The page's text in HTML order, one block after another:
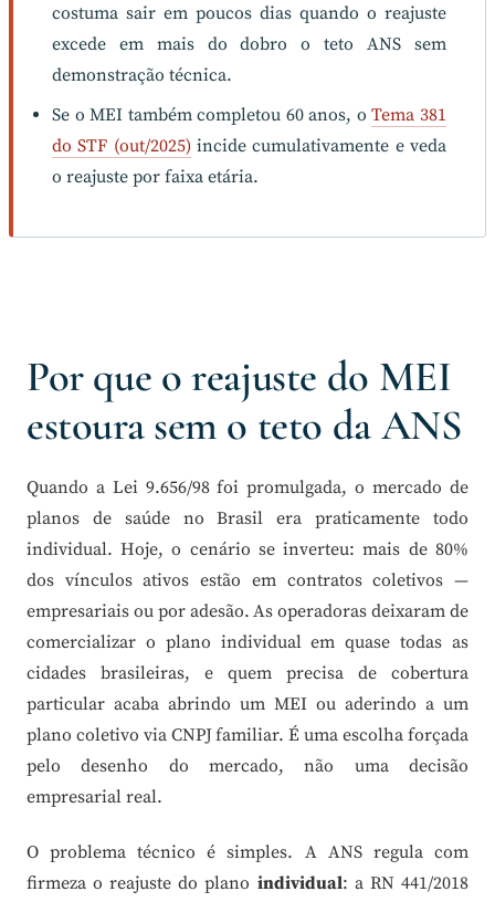
costuma sair em poucos dias quando o reajuste
excede em mais do dobro o teto ANS sem
demonstração técnica.
Se o MEI também completou 60 anos, oTema 381
do STF (out/2025)incide cumulativamente e veda
o reajuste por faixa etária.
Por que o reajuste do MEI
estoura sem o teto da ANS
Quando a Lei 9.656/98 foi promulgada, o mercado de
planos de saúde no Brasil era praticamente todo
individual. Hoje, o cenário se inverteu: mais de 80%
dos vínculos ativos estão em contratos coletivos —
empresariais ou por adesão. As operadoras deixaram de
comercializar o plano individual em quase todas as
cidades brasileiras, e quem precisa de cobertura
particular acaba abrindo um MEI ou aderindo a um
plano coletivo via CNPJ familiar. É uma escolha forçada
pelo desenho do mercado, não uma decisão
empresarial real.
O problema técnico é simples. A ANS regula com
firmeza o reajuste do plano individual: a RN 441/2018